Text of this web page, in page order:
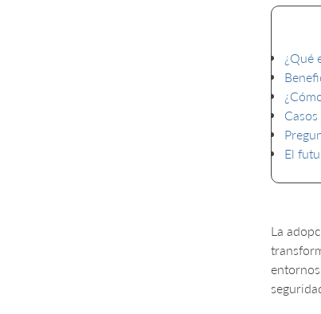
¿Qué
El
La